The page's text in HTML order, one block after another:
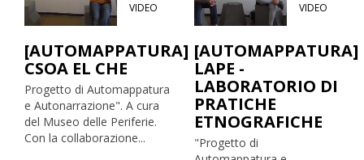
VIDEO
[AUTOMAPPATURA]
CSOA EL CHE
Progetto di Automappatura
e Autonarrazione". A cura
del Museo delle Periferie.
Con la collaborazione...
VIDEO
[AUTOMAPPATURA]
LAPE -
LABORATORIO DI
PRATICHE
ETNOGRAFICHE
"Progetto di